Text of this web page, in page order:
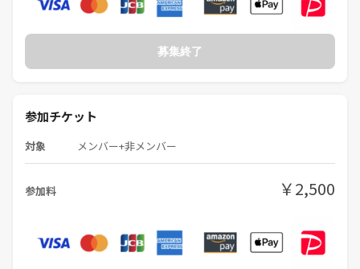
募集終了
参加チケット
対象 メンバー+非メンバー
参加料 ￥2,500